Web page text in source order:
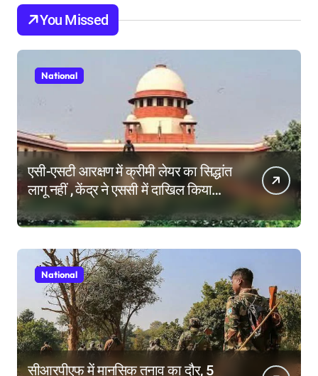
You Missed
National
एसी-एसटी आरक्षण में क्रीमी लेयर का सिद्धांत
लागू नहीं , केंद्र ने एससी में दाखिल किया
हलफनामा; याचिकाएं खारिज करने की मांग
National
सीआरपीएफ में मानसिक तनाव का दौर, 5